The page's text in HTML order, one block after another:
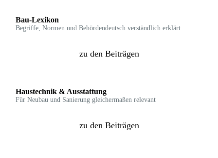
Bau-Lexikon
Begriffe, Normen und Behördendeutsch verständlich erklärt.
zu den Beiträgen
Haustechnik & Ausstattung
Für Neubau und Sanierung gleichermaßen relevant
zu den Beiträgen